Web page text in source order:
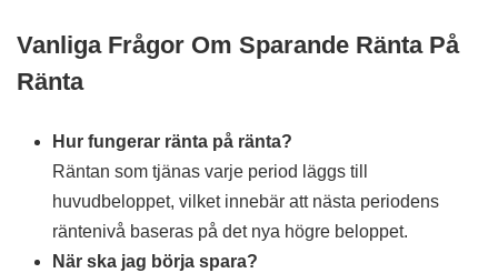
Vanliga Frågor Om Sparande Ränta På
Ränta
Hur fungerar ränta på ränta?
Räntan som tjänas varje period läggs till
huvudbeloppet, vilket innebär att nästa periodens
räntenivå baseras på det nya högre beloppet.
När ska jag börja spara?